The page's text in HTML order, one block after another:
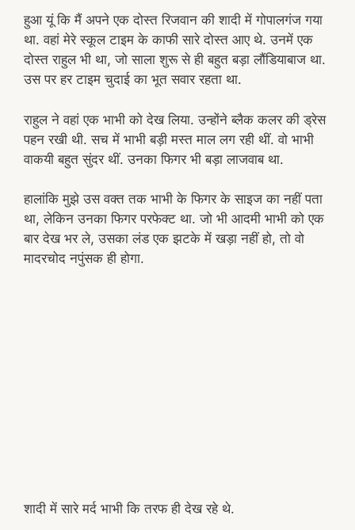
हुआ यूं कि मैं अपने एक दोस्त रिजवान की शादी में गोपालगंज गया
था. वहां मेरे स्कूल टाइम के काफी सारे दोस्त आए थे. उनमें एक
दोस्त राहुल भी था, जो साला शुरू से ही बहुत बड़ा लौंडियाबाज था.
उस पर हर टाइम चुदाई का भूत सवार रहता था.
राहुल ने वहां एक भाभी को देख लिया. उन्होंने ब्लैक कलर की ड्रेस
पहन रखी थी. सच में भाभी बड़ी मस्त माल लग रही थीं. वो भाभी
वाकयी बहुत सुंदर थीं. उनका फिगर भी बड़ा लाजवाब था.
हालांकि मुझे उस वक्त तक भाभी के फिगर के साइज का नहीं पता
था, लेकिन उनका फिगर परफेक्ट था. जो भी आदमी भाभी को एक
बार देख भर ले, उसका लंड एक झटके में खड़ा नहीं हो, तो वो
मादरचोद नपुंसक ही होगा.
शादी में सारे मर्द भाभी कि तरफ ही देख रहे थे.